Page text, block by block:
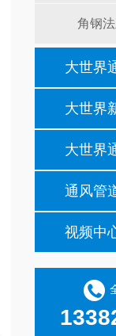
角钢
大世界
大世界
视频中